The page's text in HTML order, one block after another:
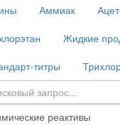
Аммиак
Жидкие
титры